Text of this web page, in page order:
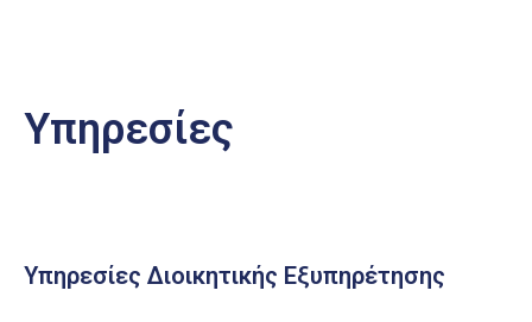
Υπηρεσίες
Υπηρεσίες Διοικητικής Εξυπηρέτησης